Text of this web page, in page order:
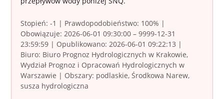
Stopień: -1 | Prawdopodobieństwo: 100% |
Obowiązuje: 2026-06-01 09:30:00 – 9999-12-31
23:59:59 | Opublikowano: 2026-06-01 09:22:13 |
Biuro: Biuro Prognoz Hydrologicznych w Krakowie,
Wydział Prognoz i Opracowań Hydrologicznych w
Warszawie | Obszary: podlaskie, Środkowa Narew,
susza hydrologiczna